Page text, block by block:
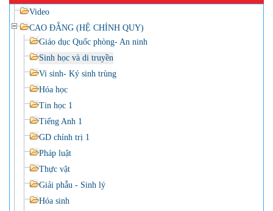
Video
CAO ĐẲNG (HỆ CHÍNH QUY)
Giáo dục Quốc phòng- An ninh
Sinh học và di truyền
Vi sinh- Ký sinh trùng
Hóa học
Tin học 1
Tiếng Anh 1
GD chính trị 1
Pháp luật
Thực vật
Giải phẫu - Sinh lý
Hóa sinh